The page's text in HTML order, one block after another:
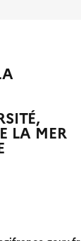
LA MER